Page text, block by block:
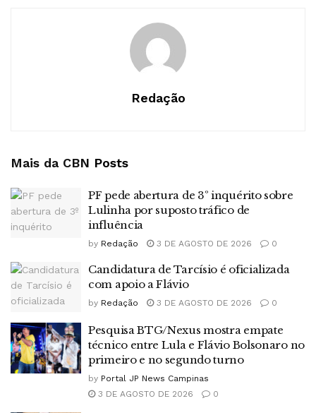
Redação
Mais da CBN Posts
PF pede abertura de 3º inquérito sobre
Lulinha por suposto tráfico de
influência
by Redação 3 DE AGOSTO DE 2026 0
Candidatura de Tarcísio é oficializada
com apoio a Flávio
by Redação 3 DE AGOSTO DE 2026 0
Pesquisa BTG/Nexus mostra empate
técnico entre Lula e Flávio Bolsonaro no
primeiro e no segundo turno
by Portal JP News Campinas
3 DE AGOSTO DE 2026
0